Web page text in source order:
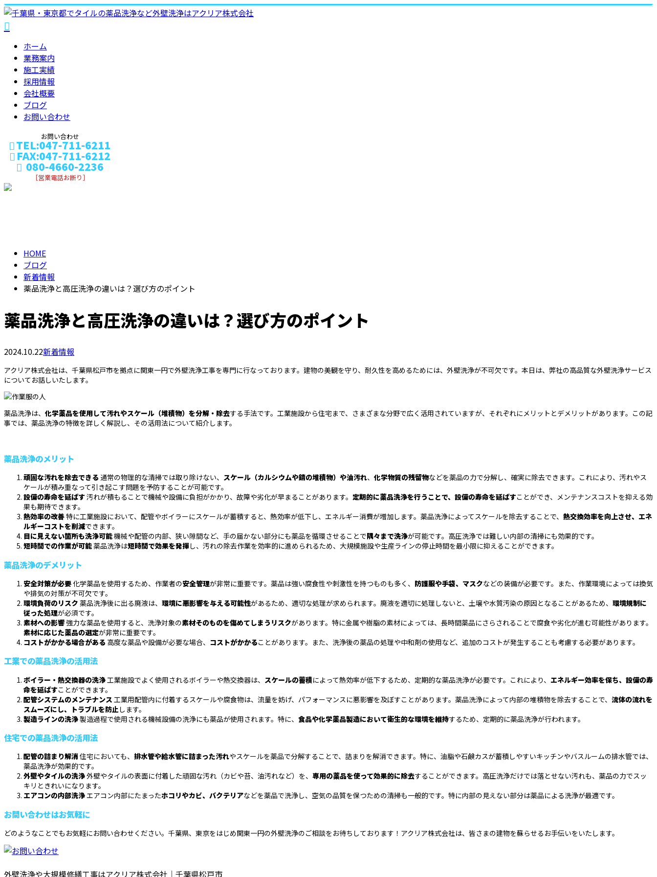
ホーム
業務案内
施工実績
採用情報
会社概要
ブログ
お問い合わせ
お問い合わせ
TEL:047-711-6211
FAX:047-711-6212
080-4660-2236
［営業電話お断り］
HOME
ブログ
新着情報
薬品洗浄と高圧洗浄の違いは？選び方のポイント
薬品洗浄と高圧洗浄の違いは？選び方のポイント
2024.10.22新着情報
アクリア株式会社は、千葉県松戸市を拠点に関東一円で外壁洗浄工事を専門に行なっております。建物の美観を守り、耐久性を高めるためには、外壁洗浄が不可欠です。本日は、弊社の高品質な外壁洗浄サービス
についてお話しいたします。
薬品洗浄は、 化学薬品を使用して汚れやスケール（堆積物）を分解・除去する手法です。工業施設から住宅まで、さまざまな分野で広く活用されていますが、それぞれにメリットとデメリットがあります。この記
事では、薬品洗浄の特徴を詳しく解説し、その活用法について紹介します。
薬品洗浄のメリット
頑固な汚れを除去できる 通常の物理的な清掃では取り除けない、 スケール（カルシウムや錆の堆積物）や油汚れ、 化学物質の残留物などを薬品の力で分解し、確実に除去できます。これにより、汚れやス
ケールが積み重なって引き起こす問題を予防することが可能です。
設備の寿命を延ばす 汚れが積もることで機械や設備に負担がかかり、故障や劣化が早まることがあります。 定期的に薬品洗浄を行うことで、設備の寿命を延ばすことができ、メンテナンスコストを抑える効
果も期待できます。
熱効率の改善特に工業施設において、配管やボイラーにスケールが蓄積すると、熱効率が低下し、エネルギー消費が増加します。薬品洗浄によってスケールを除去することで、 熱交換効率を向上させ、エネ
ルギーコストを削減できます。
目に見えない箇所も洗浄可能機械や配管の内部、狭い隙間など、手の届かない部分にも薬品を循環させることで隅々まで洗浄が可能です。高圧洗浄では難しい内部の清掃にも効果的です。
短時間での作業が可能薬品洗浄は短時間で効果を発揮し、汚れの除去作業を効率的に進められるため、大規模施設や生産ラインの停止時間を最小限に抑えることができます。
薬品洗浄のデメリット
安全対策が必要化学薬品を使用するため、作業者の安全管理が非常に重要です。薬品は強い腐食性や刺激性を持つものも多く、 防護服や手袋、マスクなどの装備が必要です。また、作業環境によっては換気
や排気の対策が不可欠です。
環境負荷のリスク 薬品洗浄後に出る廃液は、 環境に悪影響を与える可能性があるため、適切な処理が求められます。廃液を適切に処理しないと、土壌や水質汚染の原因となることがあるため、 環境規制に
従った処理が必須です。
素材への影響 強力な薬品を使用すると、洗浄対象の素材そのものを傷めてしまうリスクがあります。特に金属や樹脂の素材によっては、長時間薬品にさらされることで腐食や劣化が進む可能性があります。
素材に応じた薬品の選定が非常に重要です。
コストがかかる場合がある 高度な薬品や設備が必要な場合、 コストがかかることがあります。また、洗浄後の薬品の処理や中和剤の使用など、追加のコストが発生することも考慮する必要があります。
工業での薬品洗浄の活用法
ボイラー・熱交換器の洗浄 工業施設でよく使用されるボイラーや熱交換器は、 スケールの蓄積によって熱効率が低下するため、定期的な薬品洗浄が必要です。これにより、 エネルギー効率を保ち、設備の寿
命を延ばすことができます。
配管システムのメンテナンス 工業用配管内に付着するスケールや腐食物は、流量を妨げ、パフォーマンスに悪影響を及ぼすことがあります。薬品洗浄によって内部の堆積物を除去することで、 流体の流れを
スムーズにし、トラブルを防止 します。
製造ラインの洗浄製造過程で使用される機械設備の洗浄にも薬品が使用されます。特に、 食品や化学薬品製造において衛生的な環境を維持するため、定期的に薬品洗浄が行われます。
住宅での薬品洗浄の活用法
配管の詰まり解消住宅においても、 排水管や給水管に詰まった汚れやスケールを薬品で分解することで、詰まりを解消できます。特に、油脂や石鹸カスが蓄積しやすいキッチンやバスルームの排水管では、
薬品洗浄が効果的です。
外壁やタイルの洗浄外壁やタイルの表面に付着した頑固な汚れ（カビや苔、油汚れなど）を、 専用の薬品を使って効果的に除去することができます。高圧洗浄だけでは落とせない汚れも、薬品の力でスッ
キリときれいになります。
エアコンの内部洗浄エアコン内部にたまったホコリやカビ、バクテリアなどを薬品で洗浄し、空気の品質を保つための清掃も一般的です。特に内部の見えない部分は薬品による洗浄が最適です。
お問い合わせはお気軽に
どのようなことでもお気軽にお問い合わせください。千葉県、東京をはじめ関東一円の外壁洗浄のご相談をお待ちしております！アクリア株式会社は、皆さまの建物を蘇らせるお手伝いをいたします。
外壁洗浄や大規模修繕工事はアクリア株式会社｜千葉県松戸市